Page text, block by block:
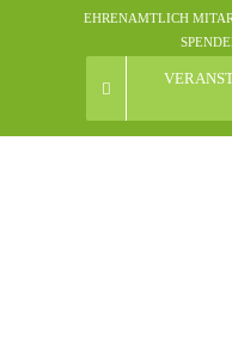
EHRENAMTLICH